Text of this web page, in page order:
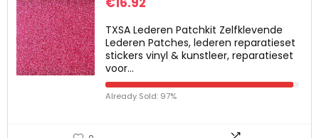
TXSA Lederen Patchkit Zelfklevende
Lederen Patches, lederen reparatieset
stickers vinyl & kunstleer, reparatieset
voor…
Already Sold: 97%